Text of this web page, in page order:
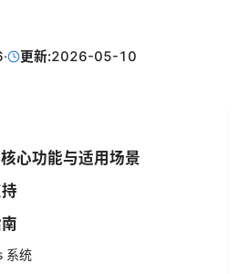
· 更新:2026-05-10
心功能与适用场景
系统